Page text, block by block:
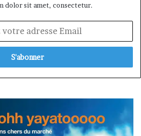
dolor sit amet, consectetur.